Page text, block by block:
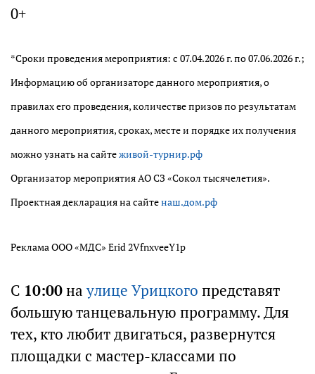
0+
*Сроки проведения мероприятия: с 07.04.2026 г. по 07.06.2026 г.;
Информацию об организаторе данного мероприятия, о
правилах его проведения, количестве призов по результатам
данного мероприятия, сроках, месте и порядке их получения
можно узнать на сайтеживой-турнир.рф
Организатор мероприятия АО СЗ «Сокол тысячелетия».
Проектная декларация на сайтенаш.дом.рф
Реклама ООО «МДС» Erid 2VfnxveeY1p
С 10:00наулице Урицкого представят
большую танцевальную программу. Для
тех, кто любит двигаться, развернутся
площадки с мастер-классами по